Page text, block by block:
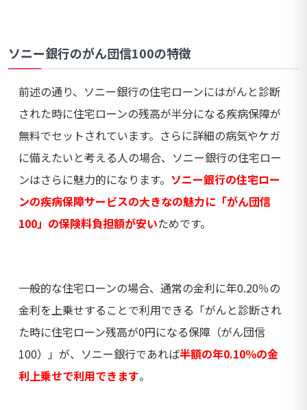
ソニー銀行のがん団信100の特徴
前述の通り、ソニー銀行の住宅ローンにはがんと診断
された時に住宅ローンの残高が半分になる疾病保障が
無料でセットされています。さらに詳細の病気やケガ
に備えたいと考える人の場合、ソニー銀行の住宅ロー
ンはさらに魅力的になります。 ソニー銀行の住宅ロー
ンの疾病保障サービスの大きなの魅力に「がん団信
100」の保険料負担額が安いためです。
一般的な住宅ローンの場合、通常の金利に年0.20％の
金利を上乗せすることで利用できる「がんと診断され
た時に住宅ローン残高が0円になる保障（がん団信
100）」が、ソニー銀行であれば半額の年0.10％の金
利上乗せで利用できます。